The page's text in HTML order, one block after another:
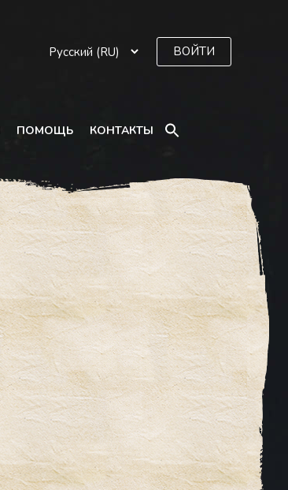
ВОЙТИ
ПОМОЩЬ КОНТАКТЫ